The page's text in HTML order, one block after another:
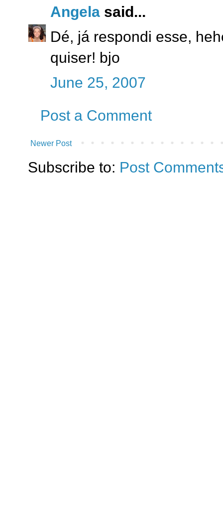
Angela said...
Dé, já respondi esse,
quiser! bjo
June 25, 2007
Post a Comment
Newer Post
Subscribe to: Post